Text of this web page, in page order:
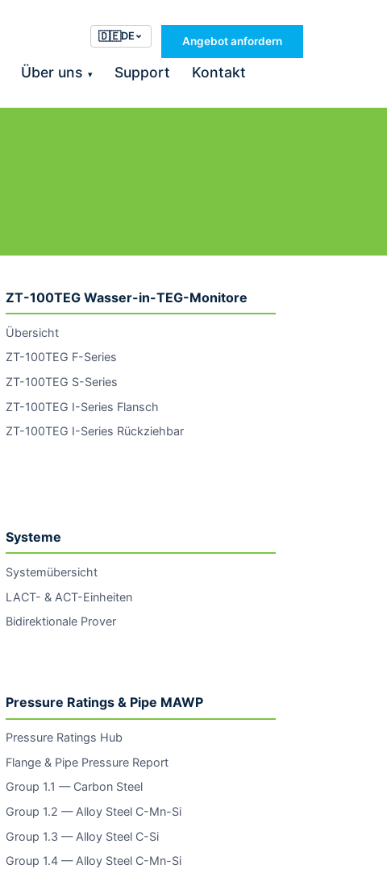
🇩🇪DE Angebot anfordern
Über uns ▾ Support Kontakt
ZT-100TEG Wasser-in-TEG-Monitore
Übersicht
ZT-100TEG F-Series
ZT-100TEG S-Series
ZT-100TEG I-Series Flansch
ZT-100TEG I-Series Rückziehbar
Systeme
Systemübersicht
LACT- & ACT-Einheiten
Bidirektionale Prover
Pressure Ratings & Pipe MAWP
Pressure Ratings Hub
Flange & Pipe Pressure Report
Group 1.1 — Carbon Steel
Group 1.2 — Alloy Steel C-Mn-Si
Group 1.3 — Alloy Steel C-Si
Group 1.4 — Alloy Steel C-Mn-Si